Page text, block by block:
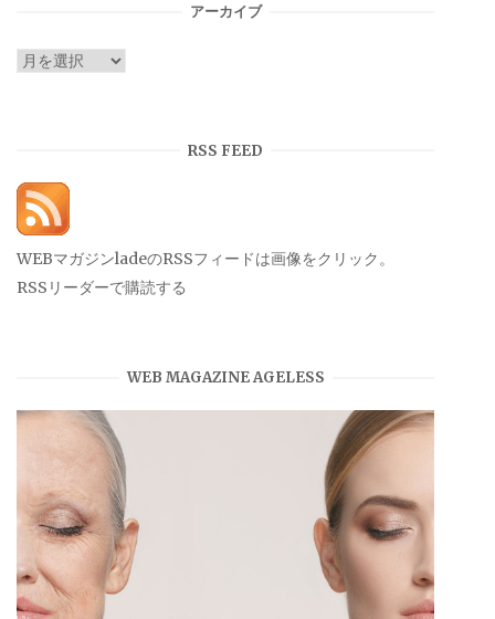
アーカイブ
ア
RSS FEED
WEBマガジンladeのRSSフィードは画像をクリック。
RSSリーダーで購読する
WEB MAGAZINE AGELESS